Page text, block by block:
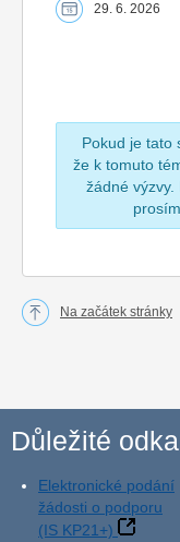
29. 6. 2026
Pokud je tato
že k tomuto
žádné
prosím
Na začátek stránky
Důležité
Elektronické podání
žádosti o podporu
(IS KP21+)